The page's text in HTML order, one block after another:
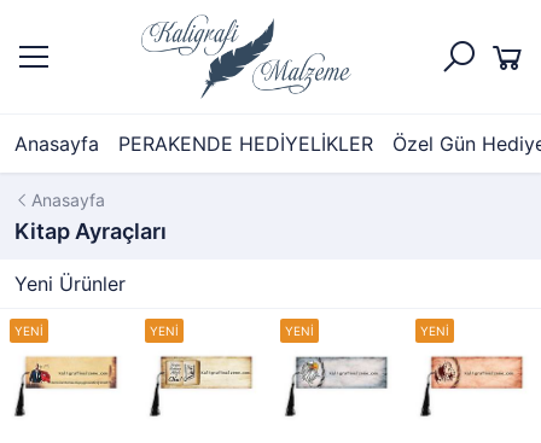
Anasayfa PERAKENDE HEDİYELİKLER Özel Gün
Anasayfa
Kitap Ayraçları
Yeni Ürünler